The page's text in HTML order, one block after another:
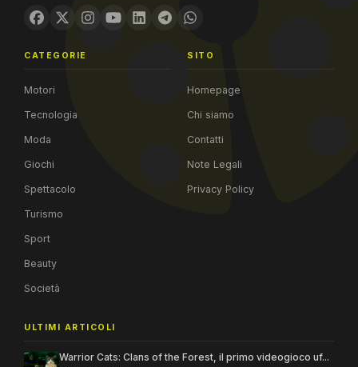
CATEGORIE
Motori
Tecnologia
Moda
Giochi
Spettacolo
Turismo
Sport
Beauty
Società
SITO
Homepage
Chi siamo
Contatti
Note Legali
Privacy Policy
ULTIMI ARTICOLI
Warrior Cats: Clans of the Forest, il primo videogioco uf...